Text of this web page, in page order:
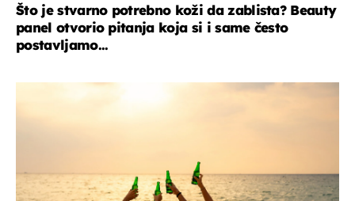
Što je stvarno potrebno koži da zablista? Beauty
panel otvorio pitanja koja si i same često
postavljamo...